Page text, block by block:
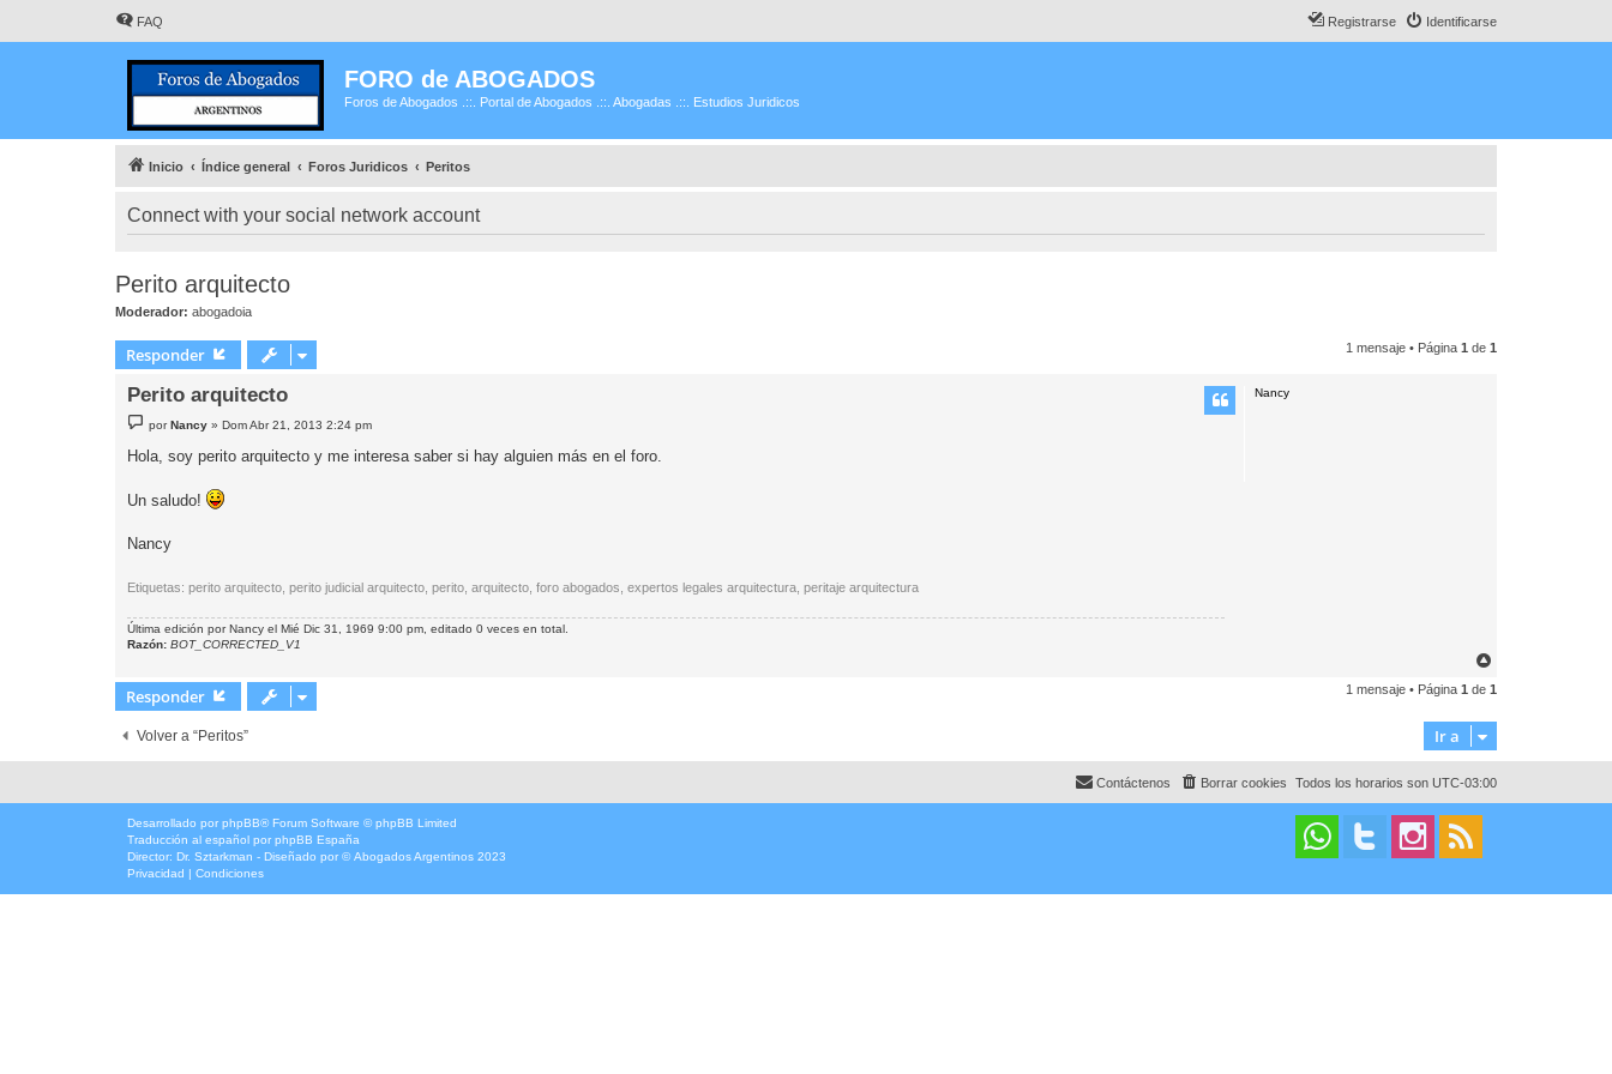
FAQ Identificarse
Registrarse
FORO de ABOGADOS
Foros de Abogados .::. Portal de Abogados .::. Abogadas .::. Estudios Juridicos
Inicio Índice general Foros Juridicos Peritos
Connect with your social network account
Perito arquitecto
Moderador: abogadoia
Responder 1 mensaje • Página 1 de 1
Nancy
Perito arquitecto
e
n
s
e
porNancy »Dom Abr 21, 2013 2:24 pm
Hola, soy perito arquitecto y me interesa saber si hay alguien más en el foro.
Un saludo!
Nancy
Etiquetas: perito arquitecto, perito judicial arquitecto, perito, arquitecto, foro abogados, expertos legales arquitectura, peritaje arquitectura
Última edición porNancy el Mié Dic 31, 1969 9:00 pm, editado 0 veces en total.
Razón: BOT_CORRECTED_V1
r
b
Responder 1 mensaje • Página 1 de 1
Volver a “Peritos” Ir a
Todos los horarios son UTC-03:00
Borrar cookies
Contáctenos
Desarrollado por phpBB® Forum Software © phpBB Limited
Traducción al español por phpBB España
Director: Dr. Sztarkman - Diseñado por ©Abogados Argentinos 2023
Privacidad | Condiciones